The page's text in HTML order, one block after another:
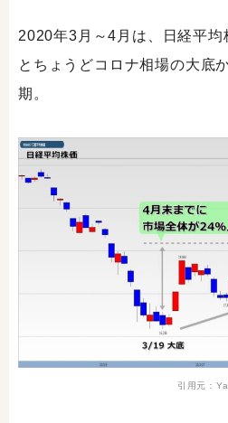
2020年3月～4月は、日経平均
とちょうどコロナ相場の大底
期。
引用元：